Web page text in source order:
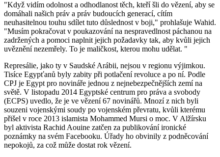
"Když vidím odolnost a odhodlanost těch, kteří šli do vězení, aby se
domáhali našich práv a práv budoucích generací, cítím
neuhasitelnou touhu sdílet tuto důslednost v boji," prohlašuje Wahid.
"Musím pokračovat v poukazování na nespravedlnost páchanou na
zadržených a pomoci naplnit jejich požadavky tak, aby kvůli jejich
uvěznění nezemřely. To je maličkost, kterou mohu udělat. "
Represálie, jako ty v Saudské Arábii, nejsou v regionu výjimkou.
Tisíce Egypťanů byly zabity při potlačení revoluce a po ní. Podle
CPJ je Egypt pro novináře jednou z nejnebezpečnějších zemí na
světě. V listopadu 2014 Egyptské centrum pro práva a svobody
(ECPS) uvedlo, že je ve vězení 67 novinářů. Mnozí z nich byli
souzeni vojenskými soudy po vojenském převratu, kvůli kterému
přišel v roce 2013 islamista Mohammed Mursi o moc. V Alžírsku
byl aktivista Rachid Aouine zatčen za publikování ironické
poznámky na svém Facebooku. Úřady ho obvinily z podněcování
nepokojů, za což může dostat rok vězení.